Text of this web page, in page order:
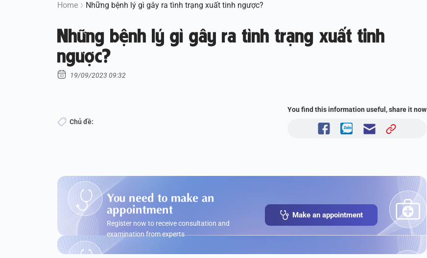
Home Những bệnh lý gì gây ra tình trạng xuất tinh ngược?
Những bệnh lý gì gây ra tình trạng xuất tinh
ngược?
19/09/2023 09:32
Chủ đề:
You find this information useful, share it now
You need to make an
appointment
Register now to receive consultation and
examination from experts
Make an appointment